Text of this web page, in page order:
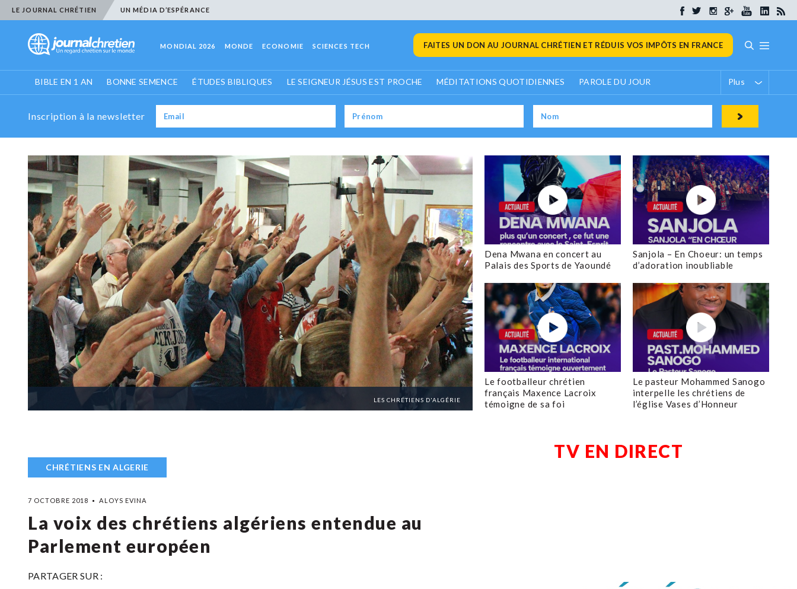
LE JOURNAL CHRÉTIEN UN MÉDIA D’ESPÉRANCE
MONDIAL 2026 MONDE ECONOMIE SCIENCES TECH FAITES UN DON AU JOURNAL CHRÉTIEN ET RÉDUIS VOS IMPÔTS EN FRANCE
BIBLE EN 1 AN BONNE SEMENCE ÉTUDES BIBLIQUES LE SEIGNEUR JÉSUS EST PROCHE MÉDITATIONS QUOTIDIENNES PAROLE DU JOUR Plus
Inscription à la newsletter
LES CHRÉTIENS D'ALGÉRIE
Dena Mwana en concert au
Palais des Sports de Yaoundé
Sanjola – En Choeur: un temps
d’adoration inoubliable
Le footballeur chrétien
français Maxence Lacroix
témoigne de sa foi
Le pasteur Mohammed Sanogo
interpelle les chrétiens de
l’église Vases d’Honneur
CHRÉTIENS EN ALGERIE
7 OCTOBRE 2018 ALOYS EVINA
La voix des chrétiens algériens entendue au
Parlement européen
PARTAGER SUR :
TV EN DIRECT